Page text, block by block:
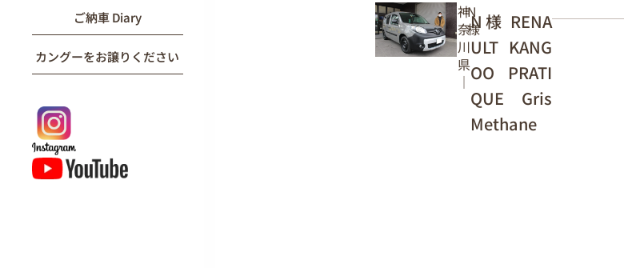
ご納車 Diary
カングーをお譲りください
神
奈
川
県
｜
N
様
N様 RENA
ULT KANG
OO PRATI
QUE Gris
Methane